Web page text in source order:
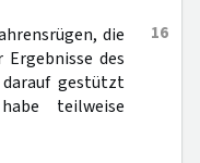
16
die
des
darauf gestützt
teilweise